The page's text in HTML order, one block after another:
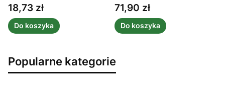
Cena
18,73 zł
Do koszyka
Cena
71,90 zł
Do koszyka
Popularne kategorie